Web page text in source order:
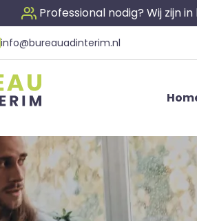
Professional nodig? Wij zijn
info@bureauadinterim.nl